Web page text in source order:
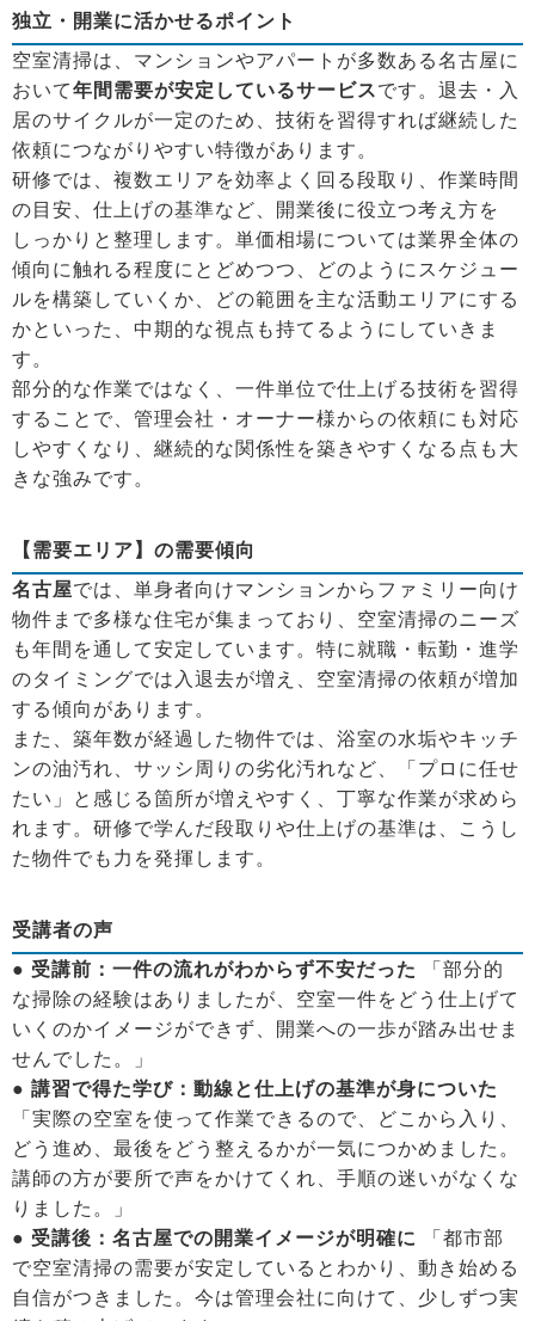
独立・開業に活かせるポイント
空室清掃は、マンションやアパートが多数ある名古屋に
おいて年間需要が安定しているサービスです。退去・入
居のサイクルが一定のため、技術を習得すれば継続した
依頼につながりやすい特徴があります。
研修では、複数エリアを効率よく回る段取り、作業時間
の目安、仕上げの基準など、開業後に役立つ考え方を
しっかりと整理します。単価相場については業界全体の
傾向に触れる程度にとどめつつ、どのようにスケジュー
ルを構築していくか、どの範囲を主な活動エリアにする
かといった、中期的な視点も持てるようにしていきま
す。
部分的な作業ではなく、一件単位で仕上げる技術を習得
することで、管理会社・オーナー様からの依頼にも対応
しやすくなり、継続的な関係性を築きやすくなる点も大
きな強みです。
【需要エリア】の需要傾向
名古屋では、単身者向けマンションからファミリー向け
物件まで多様な住宅が集まっており、空室清掃のニーズ
も年間を通して安定しています。特に就職・転勤・進学
のタイミングでは入退去が増え、空室清掃の依頼が増加
する傾向があります。
また、築年数が経過した物件では、浴室の水垢やキッチ
ンの油汚れ、サッシ周りの劣化汚れなど、「プロに任せ
たい」と感じる箇所が増えやすく、丁寧な作業が求めら
れます。研修で学んだ段取りや仕上げの基準は、こうし
た物件でも力を発揮します。
受講者の声
● 受講前：一件の流れがわからず不安だった
「部分的
な掃除の経験はありましたが、空室一件をどう仕上げて
いくのかイメージができず、開業への一歩が踏み出せま
せんでした。」
● 講習で得た学び：動線と仕上げの基準が身についた
「実際の空室を使って作業できるので、どこから入り、
どう進め、最後をどう整えるかが一気につかめました。
講師の方が要所で声をかけてくれ、手順の迷いがなくな
りました。」
● 受講後：名古屋での開業イメージが明確に
「都市部
で空室清掃の需要が安定しているとわかり、動き始める
自信がつきました。今は管理会社に向けて、少しずつ実